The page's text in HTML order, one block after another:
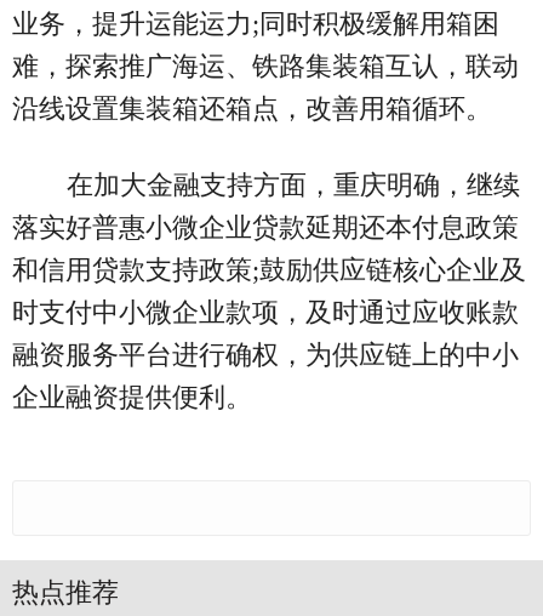
业务，提升运能运力;同时积极缓解用箱困
难，探索推广海运、铁路集装箱互认，联动
沿线设置集装箱还箱点，改善用箱循环。
在加大金融支持方面，重庆明确，继续
落实好普惠小微企业贷款延期还本付息政策
和信用贷款支持政策;鼓励供应链核心企业及
时支付中小微企业款项，及时通过应收账款
融资服务平台进行确权，为供应链上的中小
企业融资提供便利。
热点推荐